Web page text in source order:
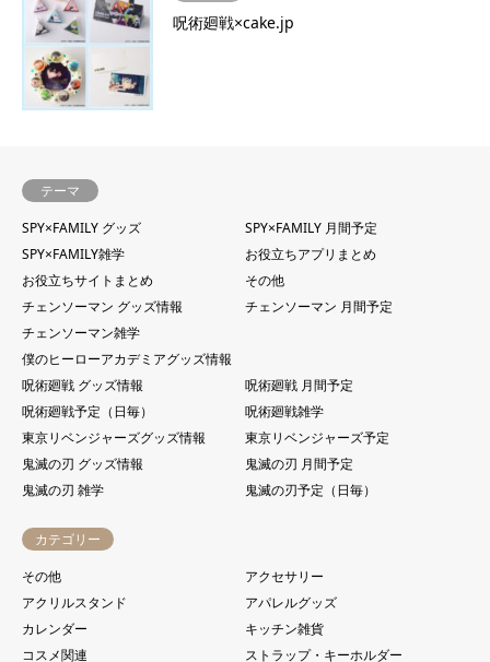
呪術廻戦×cake.jp
テーマ
SPY×FAMILY グッズ
SPY×FAMILY 月間予定
SPY×FAMILY雑学
お役立ちアプリまとめ
お役立ちサイトまとめ
その他
チェンソーマン グッズ情報
チェンソーマン 月間予定
チェンソーマン雑学
僕のヒーローアカデミアグッズ情報
呪術廻戦 グッズ情報
呪術廻戦 月間予定
呪術廻戦予定（日毎）
呪術廻戦雑学
東京リベンジャーズグッズ情報
東京リベンジャーズ予定
鬼滅の刃 グッズ情報
鬼滅の刃 月間予定
鬼滅の刃 雑学
鬼滅の刃予定（日毎）
カテゴリー
その他
アクセサリー
アクリルスタンド
アパレルグッズ
カレンダー
キッチン雑貨
コスメ関連
ストラップ・キーホルダー